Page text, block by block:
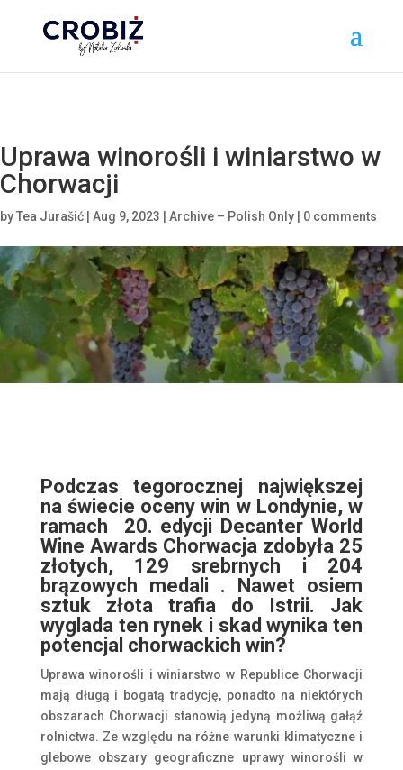
Uprawa winorośli i winiarstwo w
Chorwacji
byTea Jurašić Aug 9, 2023 Archive – Polish Only 0 comments
Podczas tegorocznej największej
na świecie oceny win w Londynie, w
ramach 20. edycji Decanter World
Wine Awards Chorwacja zdobyła 25
złotych, 129 srebrnych i 204
brązowych medali . Nawet osiem
sztuk złota trafia do Istrii. Jak
wyglada ten rynek i skad wynika ten
potencjal chorwackich win?
Uprawa winorośli i winiarstwo w Republice Chorwacji
mają długą i bogatą tradycję, ponadto na niektórych
obszarach Chorwacji stanowią jedyną możliwą gałąź
rolnictwa. Ze względu na różne warunki klimatyczne i
glebowe obszary geograficzne uprawy winorośli w